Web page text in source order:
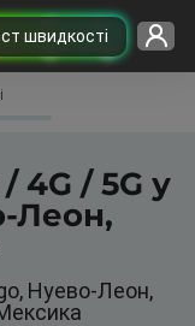
швидкості
4G / 5G у
Леон,
Нуево-Леон,